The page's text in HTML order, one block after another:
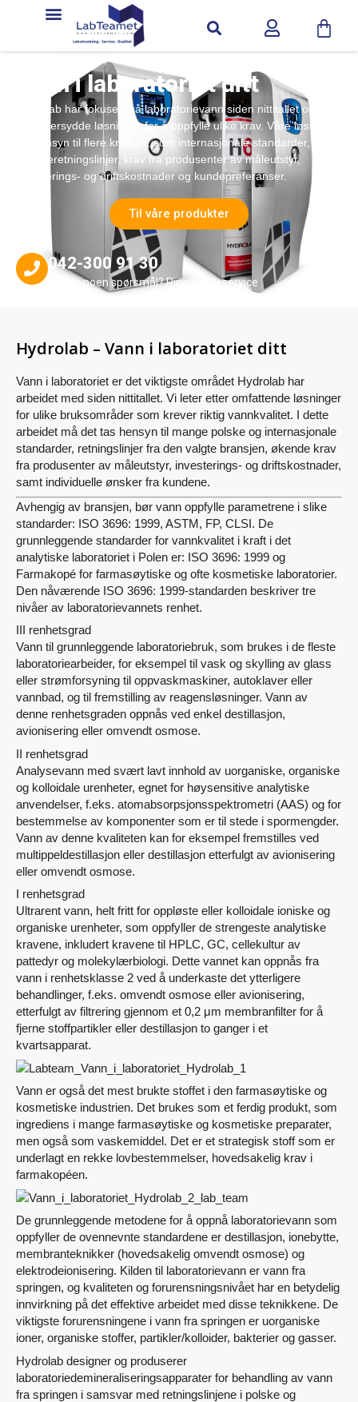
Vann i laboratoriet ditt
Hydrolab har fokusert på laboratorievann siden nittitallet og tilbyr
skreddersydde løsninger for å oppfylle ulike krav. Våre løsninger
tar hensyn til flere kriterier, som internasjonale standarder,
bransjeretningslinjer, krav fra produsenter av måleutstyr,
investerings- og driftskostnader og kundepreferanser.
Til våre produkter
042-300 91 30
Har du noen spørsmål? Ring kundeservice
Hydrolab – Vann i laboratoriet ditt
Vann i laboratoriet er det viktigste området Hydrolab har
arbeidet med siden nittitallet. Vi leter etter omfattende løsninger
for ulike bruksområder som krever riktig vannkvalitet. I dette
arbeidet må det tas hensyn til mange polske og internasjonale
standarder, retningslinjer fra den valgte bransjen, økende krav
fra produsenter av måleutstyr, investerings- og driftskostnader,
samt individuelle ønsker fra kundene.
Avhengig av bransjen, bør vann oppfylle parametrene i slike
standarder: ISO 3696: 1999, ASTM, FP, CLSI. De
grunnleggende standarder for vannkvalitet i kraft i det
analytiske laboratoriet i Polen er: ISO 3696: 1999 og
Farmakopé for farmasøytiske og ofte kosmetiske laboratorier.
Den nåværende ISO 3696: 1999-standarden beskriver tre
nivåer av laboratorievannets renhet.
III renhetsgrad
Vann til grunnleggende laboratoriebruk, som brukes i de fleste
laboratoriearbeider, for eksempel til vask og skylling av glass
eller strømforsyning til oppvaskmaskiner, autoklaver eller
vannbad, og til fremstilling av reagensløsninger. Vann av
denne renhetsgraden oppnås ved enkel destillasjon,
avionisering eller omvendt osmose.
II renhetsgrad
Analysevann med svært lavt innhold av uorganiske, organiske
og kolloidale urenheter, egnet for høysensitive analytiske
anvendelser, f.eks. atomabsorpsjonsspektrometri (AAS) og for
bestemmelse av komponenter som er til stede i spormengder.
Vann av denne kvaliteten kan for eksempel fremstilles ved
multippeldestillasjon eller destillasjon etterfulgt av avionisering
eller omvendt osmose.
I renhetsgrad
Ultrarent vann, helt fritt for oppløste eller kolloidale ioniske og
organiske urenheter, som oppfyller de strengeste analytiske
kravene, inkludert kravene til HPLC, GC, cellekultur av
pattedyr og molekylærbiologi. Dette vannet kan oppnås fra
vann i renhetsklasse 2 ved å underkaste det ytterligere
behandlinger, f.eks. omvendt osmose eller avionisering,
etterfulgt av filtrering gjennom et 0,2 μm membranfilter for å
fjerne stoffpartikler eller destillasjon to ganger i et
kvartsapparat.
Vann er også det mest brukte stoffet i den farmasøytiske og
kosmetiske industrien. Det brukes som et ferdig produkt, som
ingrediens i mange farmasøytiske og kosmetiske preparater,
men også som vaskemiddel. Det er et strategisk stoff som er
underlagt en rekke lovbestemmelser, hovedsakelig krav i
farmakopéen.
De grunnleggende metodene for å oppnå laboratorievann som
oppfyller de ovennevnte standardene er destillasjon, ionebytte,
membranteknikker (hovedsakelig omvendt osmose) og
elektrodeionisering. Kilden til laboratorievann er vann fra
springen, og kvaliteten og forurensningsnivået har en betydelig
innvirkning på det effektive arbeidet med disse teknikkene. De
viktigste forurensningene i vann fra springen er uorganiske
ioner, organiske stoffer, partikler/kolloider, bakterier og gasser.
Hydrolab designer og produserer
laboratoriedemineraliseringsapparater for behandling av vann
fra springen i samsvar med retningslinjene i polske og